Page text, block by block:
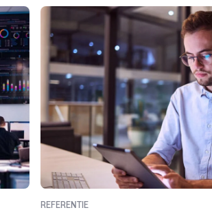
REFERENTIE